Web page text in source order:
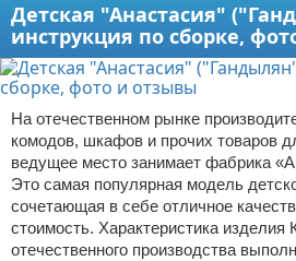
Детская "Анастасия"
инструкция по сборке,
На отечественном рынке
комодов, шкафов и прочих товаров
ведущее место занимает фабрика
Это самая популярная модель
сочетающая в себе отличное
стоимость. Характеристика изделия
отечественного производства